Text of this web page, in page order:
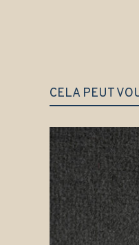
CELA PEUT